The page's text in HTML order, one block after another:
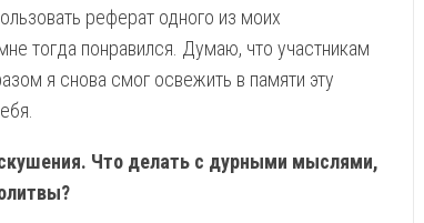
реферат одного из моих
тогда понравился. Думаю, что участникам
я снова смог освежить в памяти эту
Что делать с дурными мыслями,